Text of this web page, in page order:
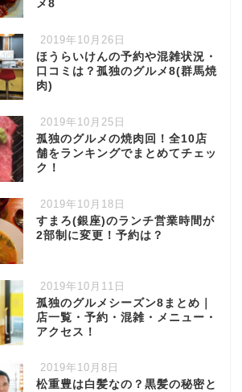
メ8
2019年10月26日
ほうらいけんの予約や混雑状況・
口コミは？孤独のグルメ8(群馬焼
肉)
2019年10月25日
孤独のグルメの焼肉回！全10店
舗をランキングでまとめてチェッ
ク！
2019年10月18日
すまろ(銀座)のランチ営業時間が
2部制に変更！予約は？
2019年10月11日
孤独のグルメシーズン8まとめ｜
店一覧・予約・混雑・メニュー・
アクセス！
2019年10月8日
松重豊は白髪なの？黒髪の秘密と